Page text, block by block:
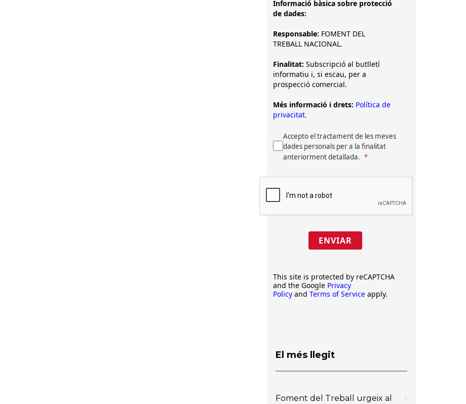
Informació bàsica sobre protecció
de dades:
Responsable: FOMENT DEL
TREBALL NACIONAL.
Finalitat: Subscripció al butlletí
informatiu i, si escau, per a
prospecció comercial.
Més informació i drets: Política de
privacitat.
Accepto el tractament de les meves
dades personals per a la finalitat
anteriorment detallada.
ENVIAR
This site is protected by reCAPTCHA
and the Google Privacy
Policy and Terms of Service apply.
El més llegit
Foment del Treball urgeix al